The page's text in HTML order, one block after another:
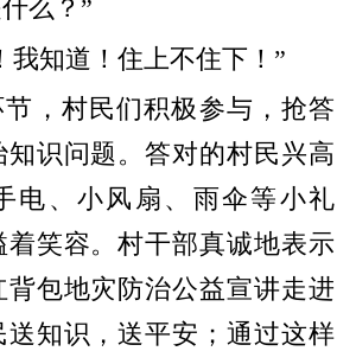
么？ ”
我知道！住上不住下！”
，村民们积极参与，抢答
识问题。答对的村民兴高
电、小风扇、雨伞等小礼
着笑容。村干部真诚地表示
背包地灾防治公益宣讲走进
知识，送平安； 通过这样